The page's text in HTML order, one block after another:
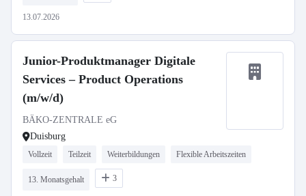
13.07.2026
Junior-Produktmanager Digitale
Services – Product Operations
(m/w/d)
BÄKO-ZENTRALE eG
Duisburg
Vollzeit Teilzeit Weiterbildungen Flexible Arbeitszeiten
13. Monatsgehalt 3